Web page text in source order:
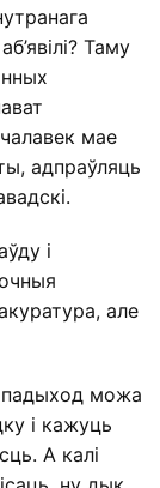
Таму
мае
адпраўляць
і
але
падыход можа
і кажуць
А калі